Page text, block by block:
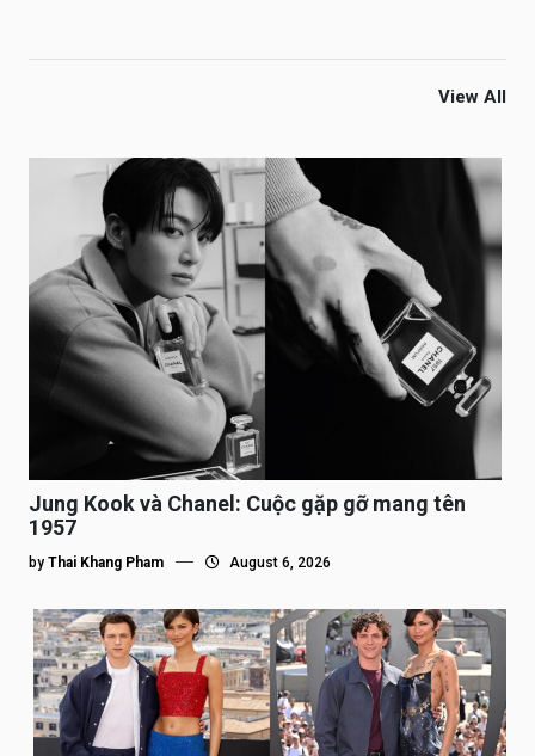
View All
Jung Kook và Chanel: Cuộc gặp gỡ mang tên
1957
by Thai Khang Pham August 6, 2026